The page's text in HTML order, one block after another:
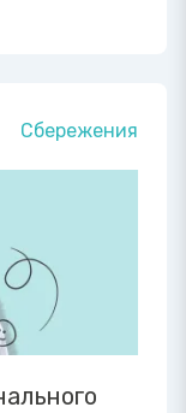
Сбережения